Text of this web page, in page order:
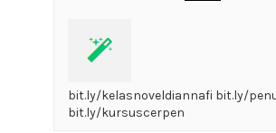
bit.ly/kelasnoveldiannafi bit.ly/
bit.ly/kursuscerpen